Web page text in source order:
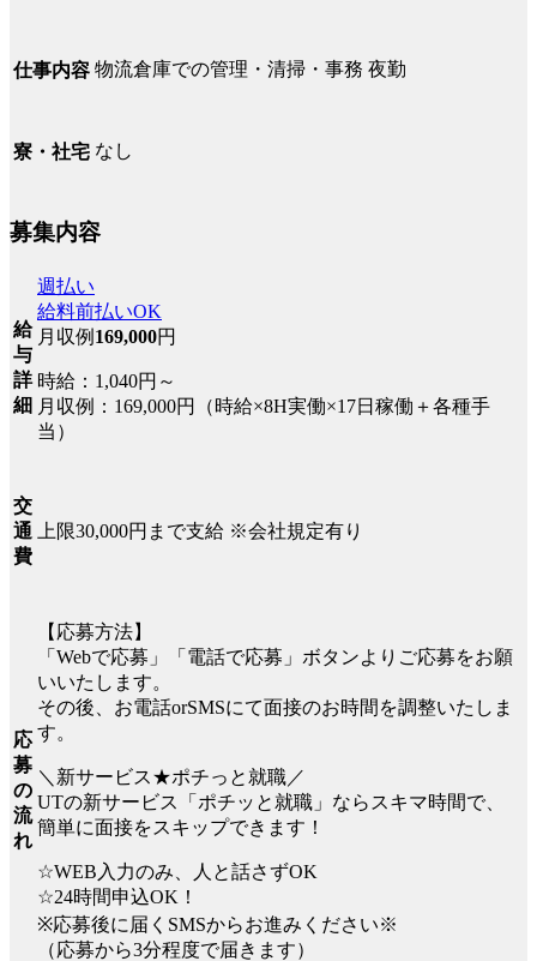
仕事内容 物流倉庫での管理・清掃・事務 夜勤
寮・社宅 なし
募集内容
給
与
詳
細
週払い
給料前払いOK
月収例 169,000円
時給：1,040円～
月収例：169,000円（時給×8H実働×17日稼働＋各種手
当）
交
通
費
上限30,000円まで支給 ※会社規定有り
応
募
の
流
れ
【応募方法】
「Webで応募」「電話で応募」ボタンよりご応募をお願
いいたします。
その後、お電話orSMSにて面接のお時間を調整いたしま
す。
＼新サービス★ポチっと就職／
UTの新サービス「ポチッと就職」ならスキマ時間で、
簡単に面接をスキップできます！
☆WEB入力のみ、人と話さずOK
☆24時間申込OK！
※応募後に届くSMSからお進みください※
（応募から3分程度で届きます）